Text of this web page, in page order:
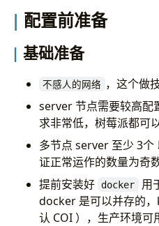
配置前准备
基础准备
不感人的网络 ，这个做
server 节点需要较高配
求非常低，树莓派都可
多节点 server 至少 3个
证正常运作的数量为奇
提前安装好 docker
用
docker 是可以并存的
认 COI ），生产环境可